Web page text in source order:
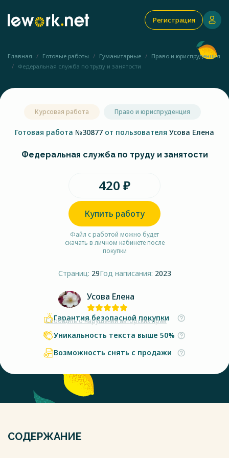
Регистрация
Главная Готовые работы Гуманитарные
Право и юриспруденция
Федеральная служба по труду и занятости
Курсовая работа Право и юриспруденция
Готовая работа №30877 от пользователя Усова Елена
Федеральная служба по труду и занятости
420 ₽
Купить работу
Файл с работой можно будет
скачать в личном кабинете после
покупки
Страниц: 29Год написания: 2023
Усова Елена
Сообщить о нарушении авторских прав
Гарантия безопасной покупки
Уникальность текста выше 50%
Возможность снять с продажи
СОДЕРЖАНИЕ